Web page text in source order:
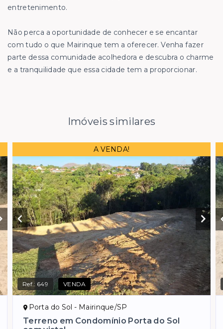
entretenimento.
Não perca a oportunidade de conhecer e se encantar
com tudo o que Mairinque tem a oferecer. Venha fazer
parte dessa comunidade acolhedora e descubra o charme
e a tranquilidade que essa cidade tem a proporcionar.
Imóveis similares
A VENDA!
Ref.: 649 VENDA
Porta do Sol - Mairinque/SP
Terreno em Condomínio Porta do Sol